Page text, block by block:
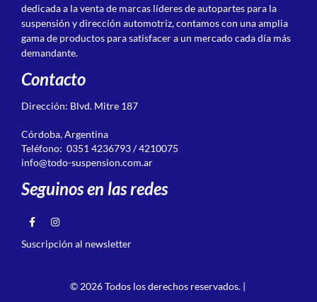
dedicada a la venta de marcas líderes de autopartes para la
suspensión y dirección automotriz, contamos con una amplia
gama de productos para satisfacer a un mercado cada día más
demandante.
Contacto
Dirección: Blvd. Mitre 187
Córdoba, Argentina
Teléfono: 0351 4236793 / 4210075
info@todo-suspension.com.ar
Seguinos en las redes
Suscripción al newsletter
© 2026 Todos los derechos reservados. |